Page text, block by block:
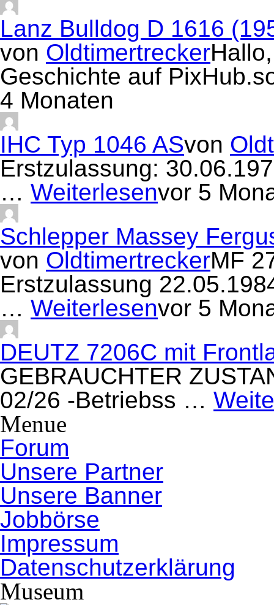
Lanz Bulldog D 1616
von Oldtimertrecker
Geschichte auf
4 Monaten
IHC Typ 1046 ASvon
Erstzulassung:
… Weiterlesenvor 5
Schlepper Massey
von OldtimertreckerMF
Erstzulassung
… Weiterlesenvor 5
DEUTZ 7206C mit
GEBRAUCHTER
02/26 -Betriebss …
Menue
Forum
Unsere Partner
Unsere Banner
Jobbörse
Impressum
Datenschutzerklärung
Museum